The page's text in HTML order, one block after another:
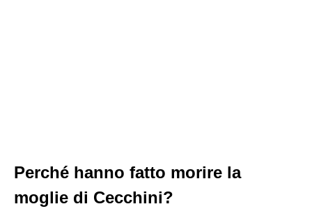
Perché hanno fatto morire la
moglie di Cecchini?